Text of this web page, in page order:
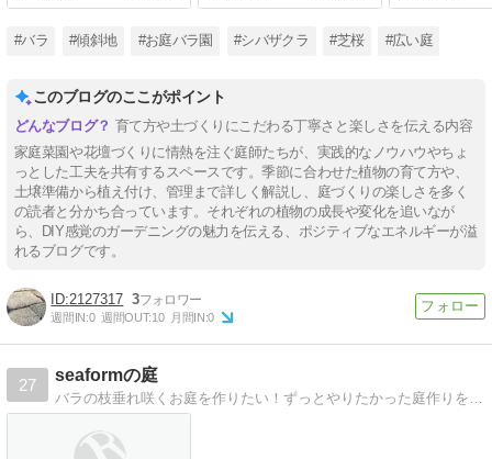
#バラ #傾斜地 #お庭バラ園 #シバザクラ #芝桜 #広い庭
このブログのここがポイント
育て方や土づくりにこだわる丁寧さと楽しさを伝える内容
家庭菜園や花壇づくりに情熱を注ぐ庭師たちが、実践的なノウハウやちょ
っとした工夫を共有するスペースです。季節に合わせた植物の育て方や、
土壌準備から植え付け、管理まで詳しく解説し、庭づくりの楽しさを多く
の読者と分かち合っています。それぞれの植物の成長や変化を追いなが
ら、DIY感覚のガーデニングの魅力を伝える、ポジティブなエネルギーが溢
れるブログです。
2127317 3
週間IN:0 週間OUT:10 月間IN:0
27
seaformの庭